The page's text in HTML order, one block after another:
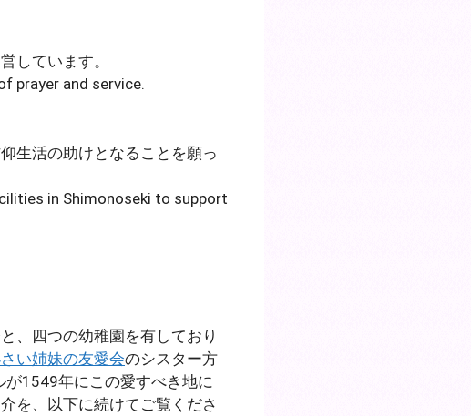
しています。
prayer and service.
生活の助けとなることを願っ
in Shimonoseki to support
、四つの幼稚園を有しており
い姉妹の友愛会のシスター方
1549年にこの愛すべき地に
を、以下に続けてご覧くださ